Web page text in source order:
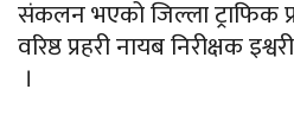
संकलन भएको जिल्ला ट्राफिक
वरिष्ठ प्रहरीनायबनिरीक्षकइश्वरी
।